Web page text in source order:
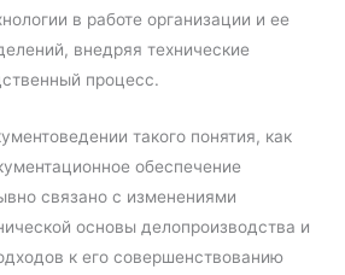
в работе организации и ее
внедряя технические
процесс.
такого понятия, как
обеспечение
связано с изменениями
основы делопроизводства и
к его совершенствованию